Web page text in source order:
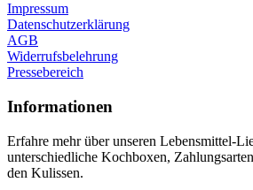
Impressum
Datenschutzerklärung
AGB
Widerrufsbelehrung
Pressebereich
Informationen
Erfahre mehr über unseren Lebensmittel-
unterschiedliche Kochboxen,
den Kulissen.